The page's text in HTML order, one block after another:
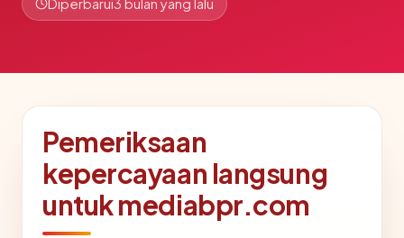
Diperbarui3 bulan yang lalu
Pemeriksaan
kepercayaan langsung
untuk mediabpr.com